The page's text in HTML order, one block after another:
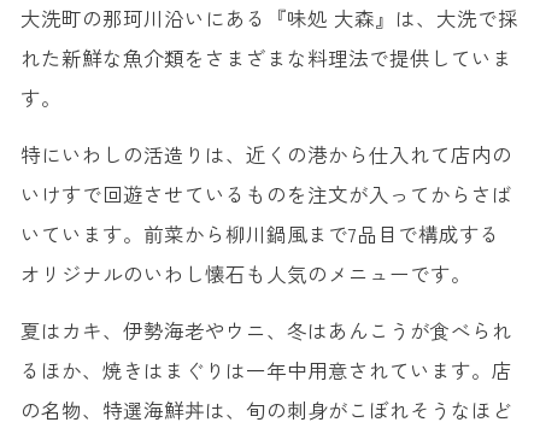
大洗町の那珂川沿いにある『味処 大森』は、大洗で採
れた新鮮な魚介類をさまざまな料理法で提供していま
す。
特にいわしの活造りは、近くの港から仕入れて店内の
いけすで回遊させているものを注文が入ってからさば
いています。前菜から柳川鍋風まで7品目で構成する
オリジナルのいわし懐石も人気のメニューです。
夏はカキ、伊勢海老やウニ、冬はあんこうが食べられ
るほか、焼きはまぐりは一年中用意されています。店
の名物、特選海鮮丼は、旬の刺身がこぼれそうなほど